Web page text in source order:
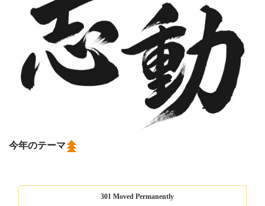
今年のテーマ
301 Moved Permanently